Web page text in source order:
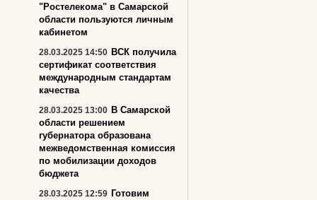
"Ростелекома" в Самарской
области пользуются личным
кабинетом
28.03.2025 14:50 ВСК получила
сертификат соответствия
международным стандартам
качества
28.03.2025 13:00 В Самарской
области решением
губернатора образована
межведомственная комиссия
по мобилизации доходов
бюджета
28.03.2025 12:59 Готовим